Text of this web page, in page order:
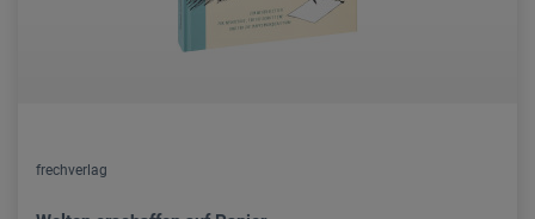
frechverlag